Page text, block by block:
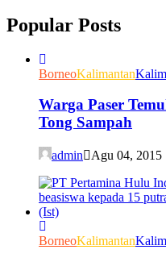
Popular Posts
BorneoKalimantan
Warga Paser
Tong Sampah
admin Agu 04, 2015
BorneoKalimantan